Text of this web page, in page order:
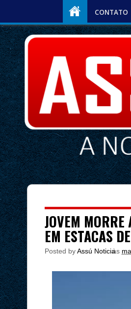
CONTATO
JOVEM MORRE
EM ESTACAS
Posted byAssú Noticia
às